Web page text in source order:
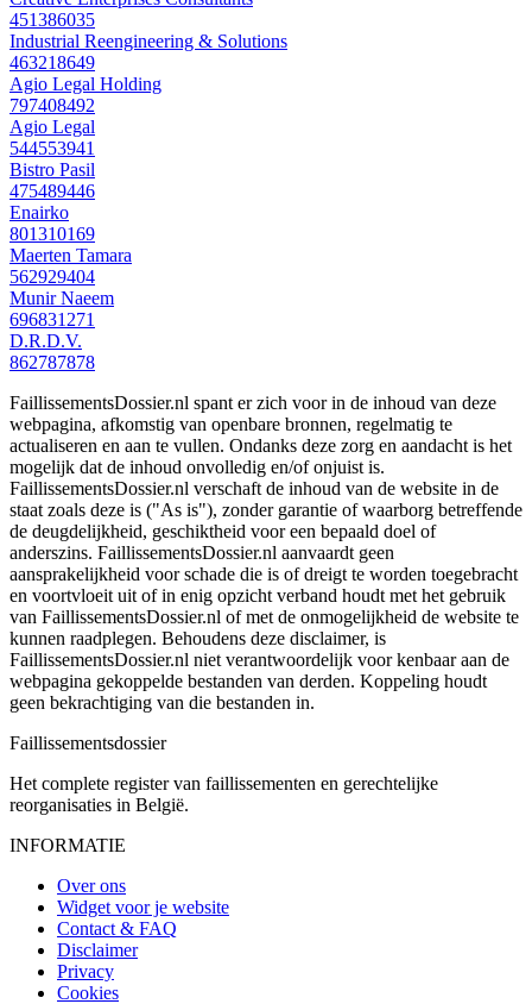
451386035
Industrial Reengineering & Solutions
463218649
Agio Legal Holding
797408492
Agio Legal
544553941
Bistro Pasil
475489446
Enairko
801310169
Maerten Tamara
562929404
Munir Naeem
696831271
D.R.D.V.
862787878
FaillissementsDossier.nl spant er zich voor in de inhoud van deze
webpagina, afkomstig van openbare bronnen, regelmatig te
actualiseren en aan te vullen. Ondanks deze zorg en aandacht is het
mogelijk dat de inhoud onvolledig en/of onjuist is.
FaillissementsDossier.nl verschaft de inhoud van de website in de
staat zoals deze is ("As is"), zonder garantie of waarborg betreffende
de deugdelijkheid, geschiktheid voor een bepaald doel of
anderszins. FaillissementsDossier.nl aanvaardt geen
aansprakelijkheid voor schade die is of dreigt te worden toegebracht
en voortvloeit uit of in enig opzicht verband houdt met het gebruik
van FaillissementsDossier.nl of met de onmogelijkheid de website te
kunnen raadplegen. Behoudens deze disclaimer, is
FaillissementsDossier.nl niet verantwoordelijk voor kenbaar aan de
webpagina gekoppelde bestanden van derden. Koppeling houdt
geen bekrachtiging van die bestanden in.
Faillissementsdossier
Het complete register van faillissementen en gerechtelijke
reorganisaties in België.
INFORMATIE
Over ons
Widget voor je website
Contact & FAQ
Disclaimer
Privacy
Cookies